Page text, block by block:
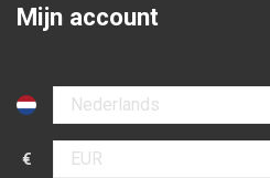
Mijn account
Selecteer taal
€
Selecteer valuta